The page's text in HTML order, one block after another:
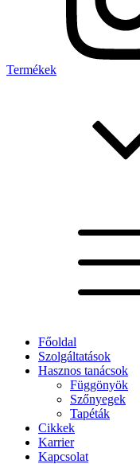
Termékek
Főoldal
Szolgáltatások
Hasznos tanácsok
Függönyök
Szőnyegek
Tapéták
Cikkek
Karrier
Kapcsolat